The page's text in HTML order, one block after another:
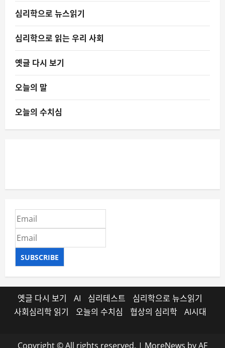
심리학으로 뉴스읽기
심리학으로 읽는 우리 사회
옛글 다시 보기
오늘의 말
오늘의 수치심
SUBSCRIBE
옛글 다시 보기 AI 심리테스트
심리학으로 뉴스읽기
사회심리학 읽기
오늘의 수치심 협상의 심리학 AI시대
Copyright © All rights reserved. | MoreNews by AF